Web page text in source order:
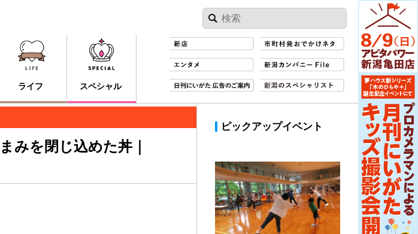
ライフ スペシャル
みを閉じ込めた丼｜
ピックアップイベント